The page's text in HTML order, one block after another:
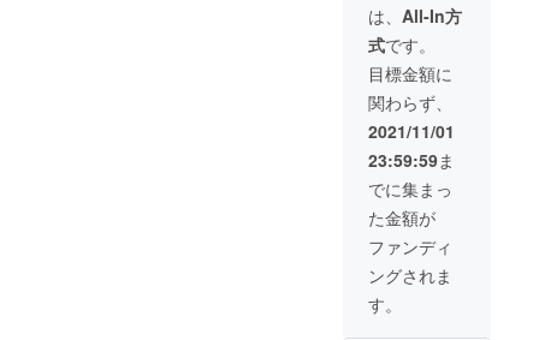
は、 All-In方
式です。
目標金額に
関わらず、
2021/11/01
23:59:59ま
でに集まっ
た金額が
ファンディ
ングされま
す。